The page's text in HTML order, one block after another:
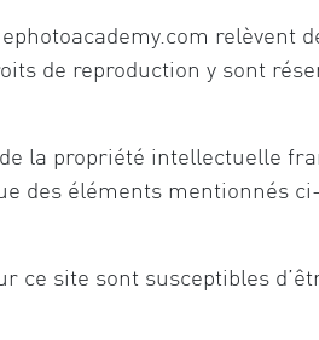
de reproduction y sont
la propriété intellectuelle
des éléments mentionnés
site sont susceptibles